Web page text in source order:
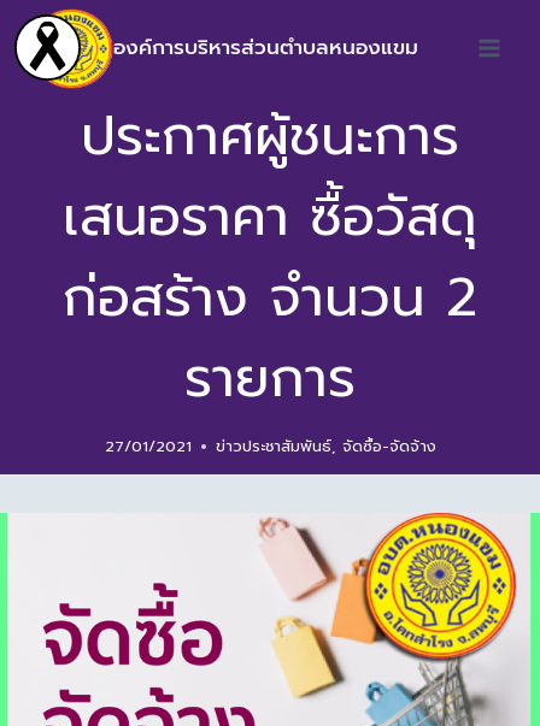
องค์การบริหารส่วนตำบลหนองแขม
ประกาศผู้ชนะการ
เสนอราคา ซื้อวัสดุ
ก่อสร้าง จำนวน 2
รายการ
27/01/2021 ข่าวประชาสัมพันธ์, จัดซื้อ-จัดจ้าง